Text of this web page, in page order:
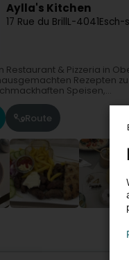
Aylla's Kitchen
17 Rue du BrillL-4041
Restaurant & Pizzeria in
Rezepten
Speisen,...
Route